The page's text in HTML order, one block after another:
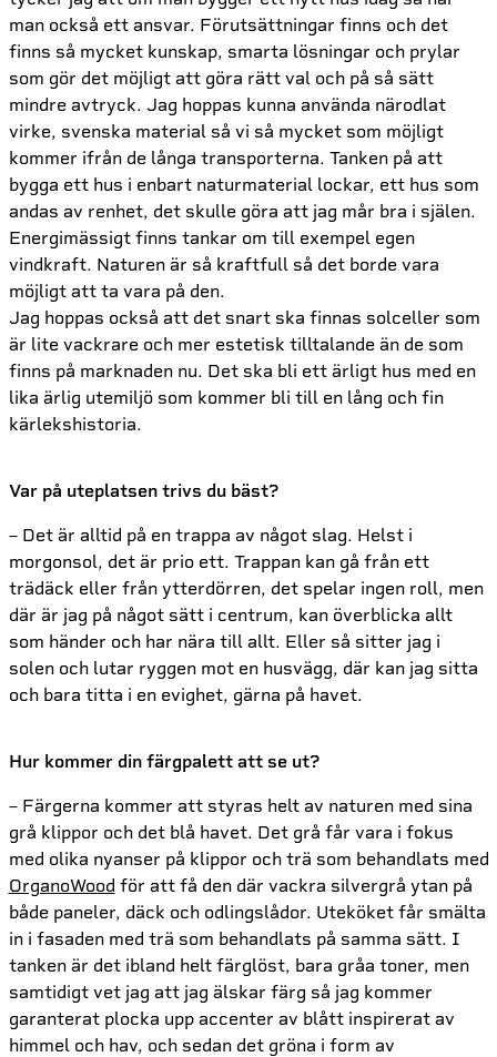
man också ett ansvar. Förutsättningar finns och det
finns så mycket kunskap, smarta lösningar och prylar
som gör det möjligt att göra rätt val och på så sätt
mindre avtryck. Jag hoppas kunna använda närodlat
virke, svenska material så vi så mycket som möjligt
kommer ifrån de långa transporterna. Tanken på att
bygga ett hus i enbart naturmaterial lockar, ett hus som
andas av renhet, det skulle göra att jag mår bra i själen.
Energimässigt finns tankar om till exempel egen
vindkraft. Naturen är så kraftfull så det borde vara
möjligt att ta vara på den.
Jag hoppas också att det snart ska finnas solceller som
är lite vackrare och mer estetisk tilltalande än de som
finns på marknaden nu. Det ska bli ett ärligt hus med en
lika ärlig utemiljö som kommer bli till en lång och fin
kärlekshistoria.
Var på uteplatsen trivs du bäst?
– Det är alltid på en trappa av något slag. Helst i
morgonsol, det är prio ett. Trappan kan gå från ett
trädäck eller från ytterdörren, det spelar ingen roll, men
där är jag på något sätt i centrum, kan överblicka allt
som händer och har nära till allt. Eller så sitter jag i
solen och lutar ryggen mot en husvägg, där kan jag sitta
och bara titta i en evighet, gärna på havet.
Hur kommer din färgpalett att se ut?
– Färgerna kommer att styras helt av naturen med sina
grå klippor och det blå havet. Det grå får vara i fokus
med olika nyanser på klippor och trä som behandlats med
OrganoWood för att få den där vackra silvergrå ytan på
både paneler, däck och odlingslådor. Uteköket får smälta
in i fasaden med trä som behandlats på samma sätt. I
tanken är det ibland helt färglöst, bara gråa toner, men
samtidigt vet jag att jag älskar färg så jag kommer
garanterat plocka upp accenter av blått inspirerat av
himmel och hav, och sedan det gröna i form av